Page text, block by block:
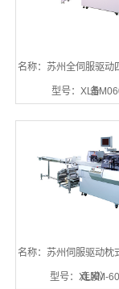
名称：苏州全伺服驱动
备
型号：
名称：苏州伺服驱动枕
走膜）
型号：XLXM-